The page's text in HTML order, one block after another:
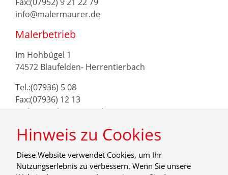
info@malermaurer.de
Malerbetrieb
Im Hohbügel 1
74572 Blaufelden- Herrentierbach
Tel.:(07936) 5 08
Fax:(07936) 12 13
maler@malermaurer.de
Hinweis zu Cookies
Diese Website verwendet Cookies, um Ihr
Nutzungserlebnis zu verbessern. Wenn Sie unsere